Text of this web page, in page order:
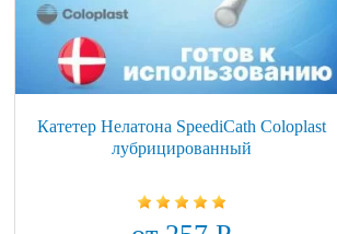
Катетер Нелатона SpeediCath Coloplast
лубрицированный